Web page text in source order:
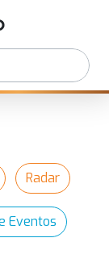
Radar
Eventos